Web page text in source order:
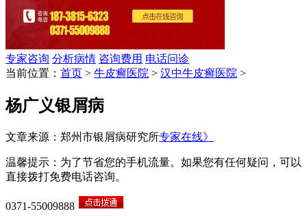
专家咨询 分析病情 咨询费用 电话问诊
当前位置： 首页 > 牛皮癣医院 > 汉中牛皮癣医院 >
杨广义银屑病
文章来源：郑州市银屑病研究所专家在线》
温馨提示：为了节省您的手机流量。如果您有任何疑问，可以
直接拨打免费电话咨询。
0371-55009888